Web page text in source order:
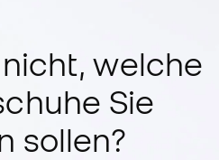
welche
Sie
sollen?